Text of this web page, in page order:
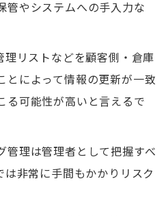
管やシステムへの手入力な
理リストなどを顧客側・倉庫
とによって情報の更新が一致
る可能性が高いと言えるで
管理は管理者として把握すべ
は非常に手間もかかりリスク